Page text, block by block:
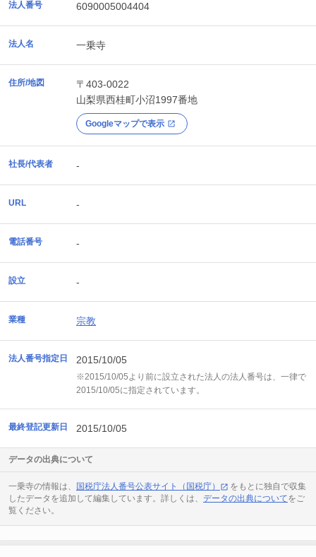
法人番号 6090005004404
法人名 一乗寺
住所/地図
〒403-0022
山梨県西桂町小沼1997番地
Googleマップで表示
社長/代表者 -
URL -
電話番号 -
設立 -
業種 宗教
法人番号指定日 2015/10/05
※2015/10/05より前に設立された法人の法人番号は、一律で
2015/10/05に指定されています。
最終登記更新日 2015/10/05
データの出典について
一乗寺の情報は、 国税庁法人番号公表サイト（国税庁）
をもとに独自で収集
したデータを追加して編集しています。詳しくは、 データの出典についてをご
覧ください。